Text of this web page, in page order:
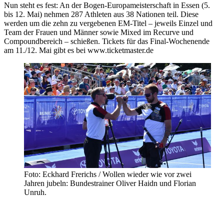
Nun steht es fest: An der Bogen-Europameisterschaft in Essen (5.
bis 12. Mai) nehmen 287 Athleten aus 38 Nationen teil. Diese
werden um die zehn zu vergebenen EM-Titel – jeweils Einzel und
Team der Frauen und Männer sowie Mixed im Recurve und
Compoundbereich – schießen. Tickets für das Final-Wochenende
am 11./12. Mai gibt es bei www.ticketmaster.de
Foto: Eckhard Frerichs / Wollen wieder wie vor zwei
Jahren jubeln: Bundestrainer Oliver Haidn und Florian
Unruh.